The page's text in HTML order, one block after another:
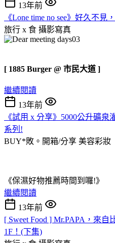
13年前
《Lone time no see》好久不見
旅行 x 食 攝影寫真
[ 1885 Burger @ 市民大道 ]
繼續閱讀
13年前
《試用 x 分享》5000公升礦
系列!
BUY*敗。開箱/分享 美容彩妝
《保濕好物推薦時間到囉!》
繼續閱讀
13年前
[ Sweet Food ] Mr.PAPA，來
1F！(下集)